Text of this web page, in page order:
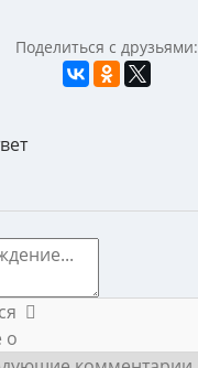
Поделиться с друзьями:
о